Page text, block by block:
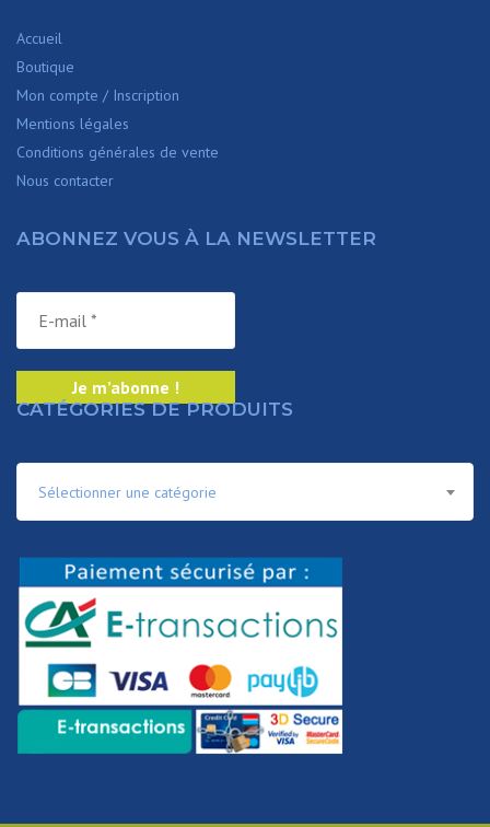
Accueil
Boutique
Mon compte / Inscription
Mentions légales
Conditions générales de vente
Nous contacter
ABONNEZ VOUS À LA NEWSLETTER
CATÉGORIES DE PRODUITS
Sélectionner une catégorie